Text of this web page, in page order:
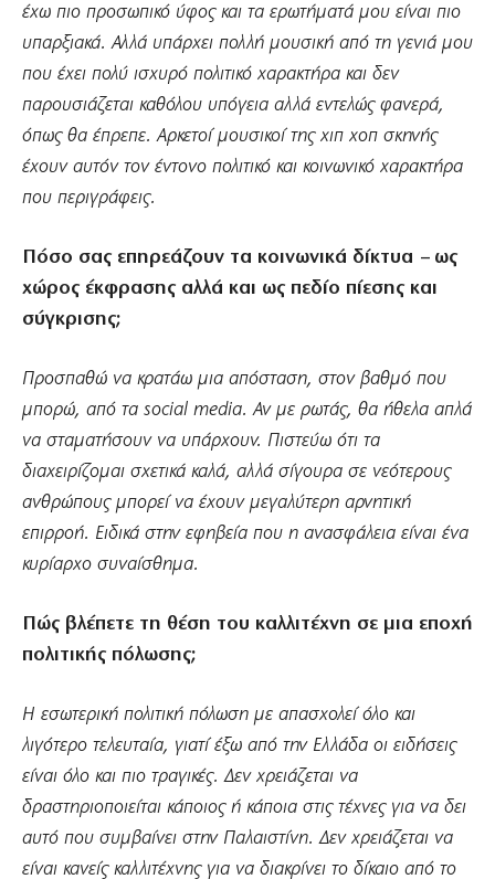
έχω πιο προσωπικό ύφος και τα ερωτήματά μου είναι πιο
υπαρξιακά. Αλλά υπάρχει πολλή μουσική από τη γενιά μου
που έχει πολύ ισχυρό πολιτικό χαρακτήρα και δεν
παρουσιάζεται καθόλου υπόγεια αλλά εντελώς φανερά,
όπως θα έπρεπε. Αρκετοί μουσικοί της χιπ χοπ σκηνής
έχουν αυτόν τον έντονο πολιτικό και κοινωνικό χαρακτήρα
που περιγράφεις.
Πόσο σας επηρεάζουν τα κοινωνικά δίκτυα – ως
χώρος έκφρασης αλλά και ως πεδίο πίεσης και
σύγκρισης;
Προσπαθώ να κρατάω μια απόσταση, στον βαθμό που
μπορώ, από τα social media. Αν με ρωτάς, θα ήθελα απλά
να σταματήσουν να υπάρχουν. Πιστεύω ότι τα
διαχειρίζομαι σχετικά καλά, αλλά σίγουρα σε νεότερους
ανθρώπους μπορεί να έχουν μεγαλύτερη αρνητική
επιρροή. Ειδικά στην εφηβεία που η ανασφάλεια είναι ένα
κυρίαρχο συναίσθημα.
Πώς βλέπετε τη θέση του καλλιτέχνη σε μια εποχή
πολιτικής πόλωσης;
Η εσωτερική πολιτική πόλωση με απασχολεί όλο και
λιγότερο τελευταία, γιατί έξω από την Ελλάδα οι ειδήσεις
είναι όλο και πιο τραγικές. Δεν χρειάζεται να
δραστηριοποιείται κάποιος ή κάποια στις τέχνες για να δει
αυτό που συμβαίνει στην Παλαιστίνη. Δεν χρειάζεται να
είναι κανείς καλλιτέχνης για να διακρίνει το δίκαιο από το